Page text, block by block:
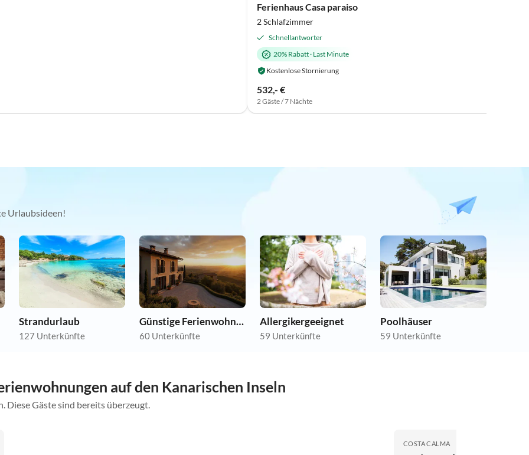
Ferienhaus Casa paraiso
2 Schlafzimmer
Schnellantworter
20% Rabatt· Last Minute
Kostenlose Stornierung
532,- €
2 Gäste / 7 Nächte
Urlaubsideen!
Strandurlaub
127 Unterkünfte
Günstige Ferienwohnungen
60 Unterkünfte
Allergikergeeignet
59 Unterkünfte
Poolhäuser
59 Unterkünfte
auf den Kanarischen Inseln
Gäste sind bereits überzeugt.
COSTA CALMA